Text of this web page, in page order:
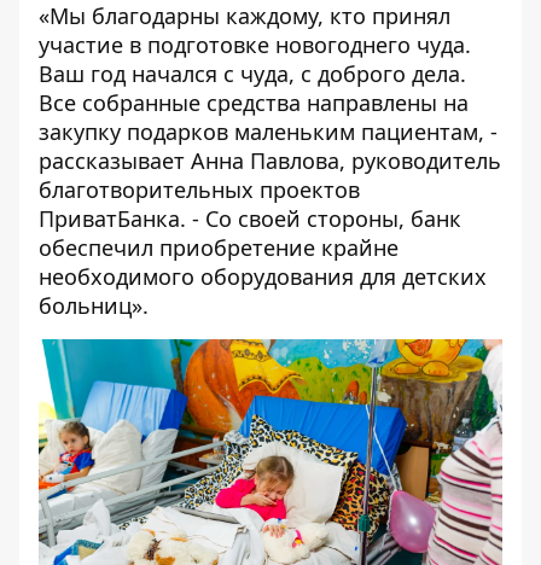
«Мы благодарны каждому, кто принял
участие в подготовке новогоднего чуда.
Ваш год начался с чуда, с доброго дела.
Все собранные средства направлены на
закупку подарков маленьким пациентам, -
рассказывает Анна Павлова, руководитель
благотворительных проектов
ПриватБанка. - Со своей стороны, банк
обеспечил приобретение крайне
необходимого оборудования для детских
больниц».